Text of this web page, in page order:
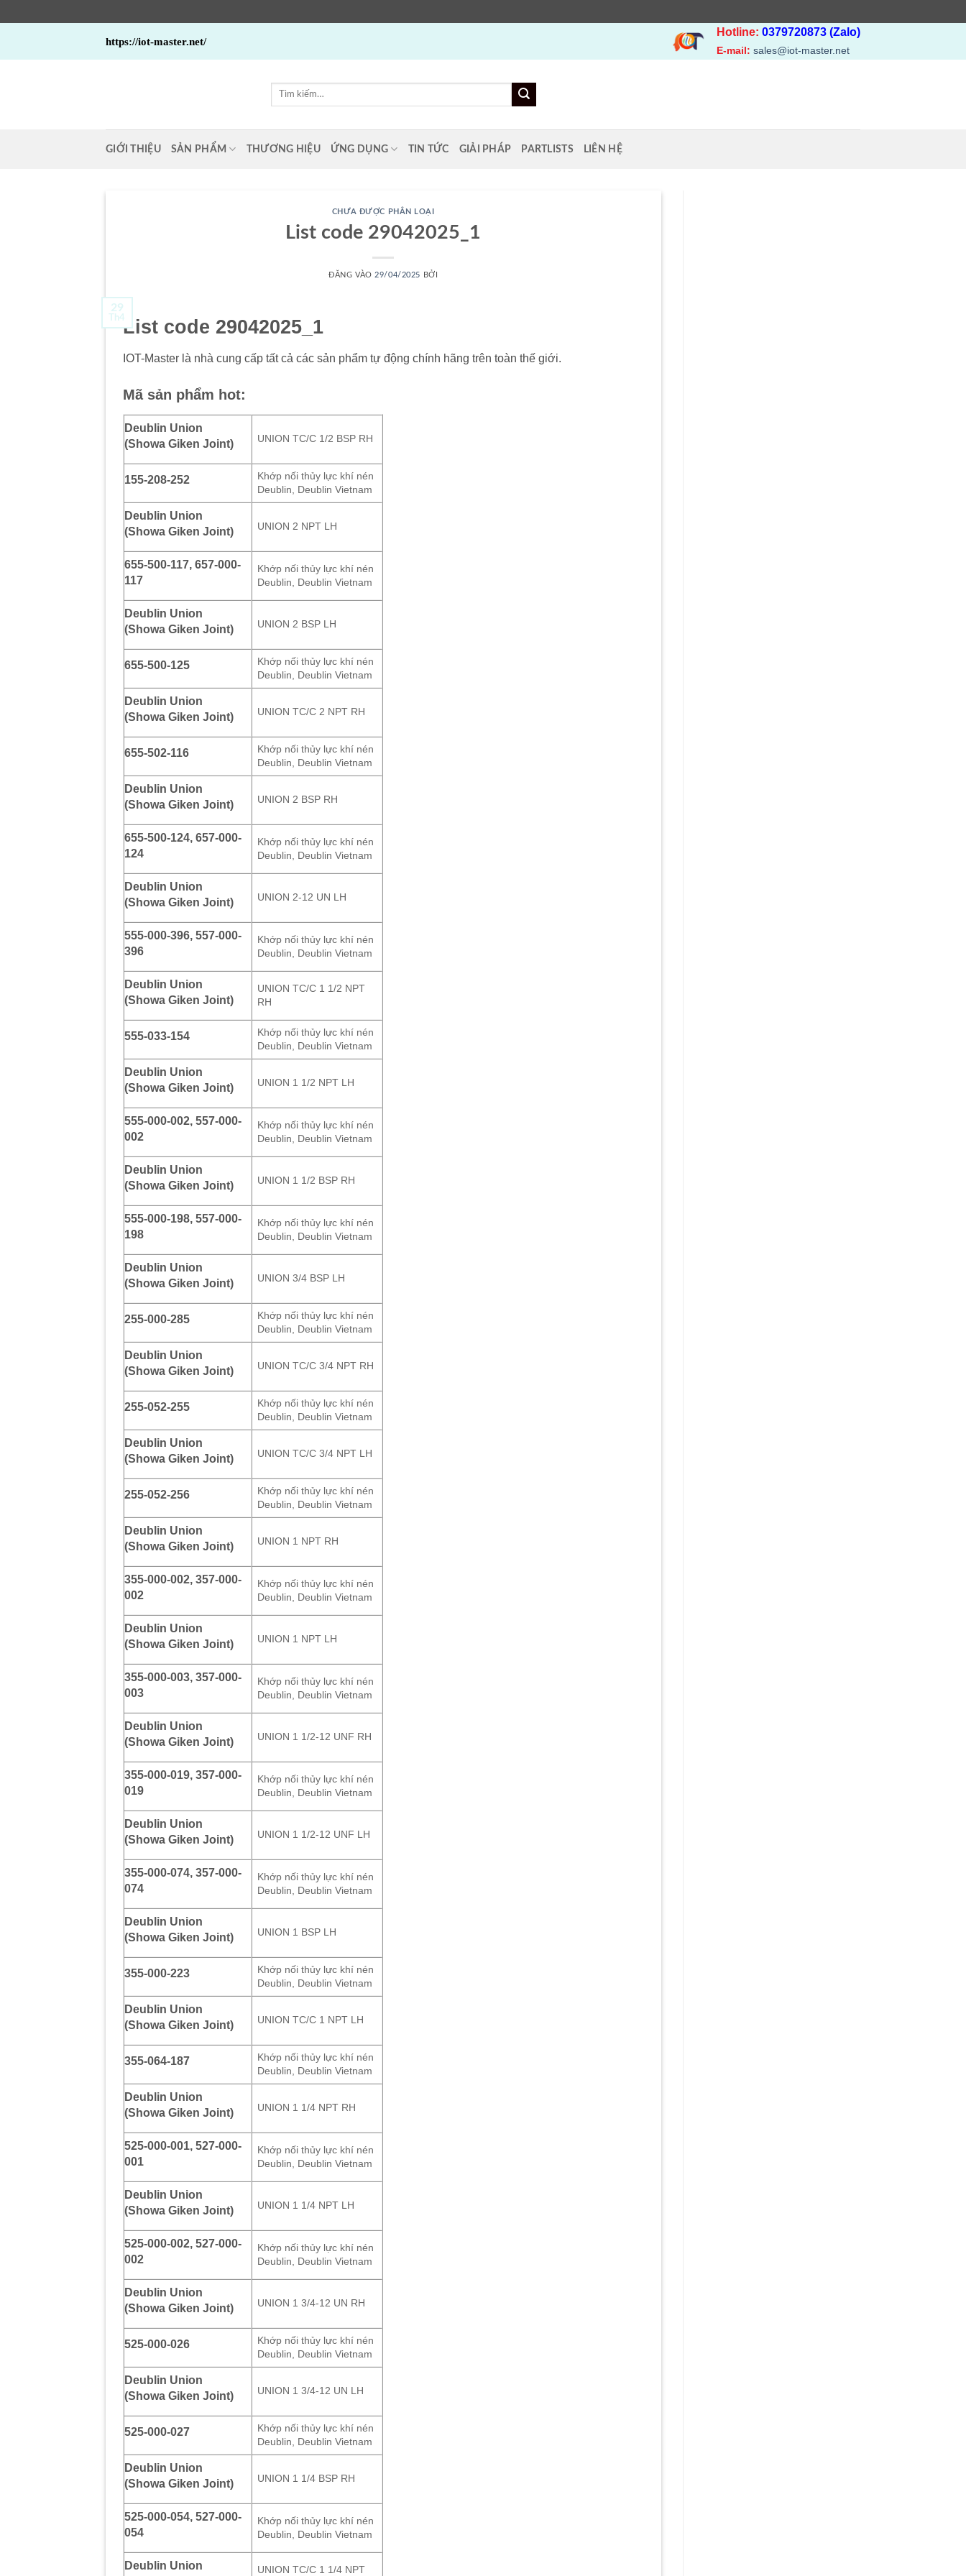
https://iot-master.net/
Hotline: 0379720873 (Zalo)
E-mail: sales@iot-master.net
Tìm
GIỚI THIỆU SẢN PHẨM THƯƠNG HIỆU ỨNG DỤNG TIN TỨC GIẢI PHÁP PARTLISTS LIÊN HỆ
CHƯA ĐƯỢC PHÂN LOẠI
List code 29042025_1
ĐĂNG VÀO 29/04/2025 BỞI
29
Th4List code 29042025_1
IOT-Master là nhà cung cấp tất cả các sản phẩm tự động chính hãng trên toàn thế giới.
Mã sản phẩm hot:
Deublin Union
(Showa Giken Joint)
UNION TC/C 1/2 BSP RH
155-208-252
Khớp nối thủy lực khí nén
Deublin, Deublin Vietnam
Deublin Union
(Showa Giken Joint)
UNION 2 NPT LH
655-500-117, 657-000-
117
Khớp nối thủy lực khí nén
Deublin, Deublin Vietnam
Deublin Union
(Showa Giken Joint)
UNION 2 BSP LH
655-500-125
Khớp nối thủy lực khí nén
Deublin, Deublin Vietnam
Deublin Union
(Showa Giken Joint)
UNION TC/C 2 NPT RH
655-502-116
Khớp nối thủy lực khí nén
Deublin, Deublin Vietnam
Deublin Union
(Showa Giken Joint)
UNION 2 BSP RH
655-500-124, 657-000-
124
Khớp nối thủy lực khí nén
Deublin, Deublin Vietnam
Deublin Union
(Showa Giken Joint)
UNION 2-12 UN LH
555-000-396, 557-000-
396
Khớp nối thủy lực khí nén
Deublin, Deublin Vietnam
Deublin Union
(Showa Giken Joint)
UNION TC/C 1 1/2 NPT
RH
555-033-154
Khớp nối thủy lực khí nén
Deublin, Deublin Vietnam
Deublin Union
(Showa Giken Joint)
UNION 1 1/2 NPT LH
555-000-002, 557-000-
002
Khớp nối thủy lực khí nén
Deublin, Deublin Vietnam
Deublin Union
(Showa Giken Joint)
UNION 1 1/2 BSP RH
555-000-198, 557-000-
198
Khớp nối thủy lực khí nén
Deublin, Deublin Vietnam
Deublin Union
(Showa Giken Joint)
UNION 3/4 BSP LH
255-000-285
Khớp nối thủy lực khí nén
Deublin, Deublin Vietnam
Deublin Union
(Showa Giken Joint)
UNION TC/C 3/4 NPT RH
255-052-255
Khớp nối thủy lực khí nén
Deublin, Deublin Vietnam
Deublin Union
(Showa Giken Joint)
UNION TC/C 3/4 NPT LH
255-052-256
Khớp nối thủy lực khí nén
Deublin, Deublin Vietnam
Deublin Union
(Showa Giken Joint)
UNION 1 NPT RH
355-000-002, 357-000-
002
Khớp nối thủy lực khí nén
Deublin, Deublin Vietnam
Deublin Union
(Showa Giken Joint)
UNION 1 NPT LH
355-000-003, 357-000-
003
Khớp nối thủy lực khí nén
Deublin, Deublin Vietnam
Deublin Union
(Showa Giken Joint)
UNION 1 1/2-12 UNF RH
355-000-019, 357-000-
019
Khớp nối thủy lực khí nén
Deublin, Deublin Vietnam
Deublin Union
(Showa Giken Joint)
UNION 1 1/2-12 UNF LH
355-000-074, 357-000-
074
Khớp nối thủy lực khí nén
Deublin, Deublin Vietnam
Deublin Union
(Showa Giken Joint)
UNION 1 BSP LH
355-000-223
Khớp nối thủy lực khí nén
Deublin, Deublin Vietnam
Deublin Union
(Showa Giken Joint)
UNION TC/C 1 NPT LH
355-064-187
Khớp nối thủy lực khí nén
Deublin, Deublin Vietnam
Deublin Union
(Showa Giken Joint)
UNION 1 1/4 NPT RH
525-000-001, 527-000-
001
Khớp nối thủy lực khí nén
Deublin, Deublin Vietnam
Deublin Union
(Showa Giken Joint)
UNION 1 1/4 NPT LH
525-000-002, 527-000-
002
Khớp nối thủy lực khí nén
Deublin, Deublin Vietnam
Deublin Union
(Showa Giken Joint)
UNION 1 3/4-12 UN RH
525-000-026
Khớp nối thủy lực khí nén
Deublin, Deublin Vietnam
Deublin Union
(Showa Giken Joint)
UNION 1 3/4-12 UN LH
525-000-027
Khớp nối thủy lực khí nén
Deublin, Deublin Vietnam
Deublin Union
(Showa Giken Joint)
UNION 1 1/4 BSP RH
525-000-054, 527-000-
054
Khớp nối thủy lực khí nén
Deublin, Deublin Vietnam
Deublin Union
UNION TC/C 1 1/4 NPT